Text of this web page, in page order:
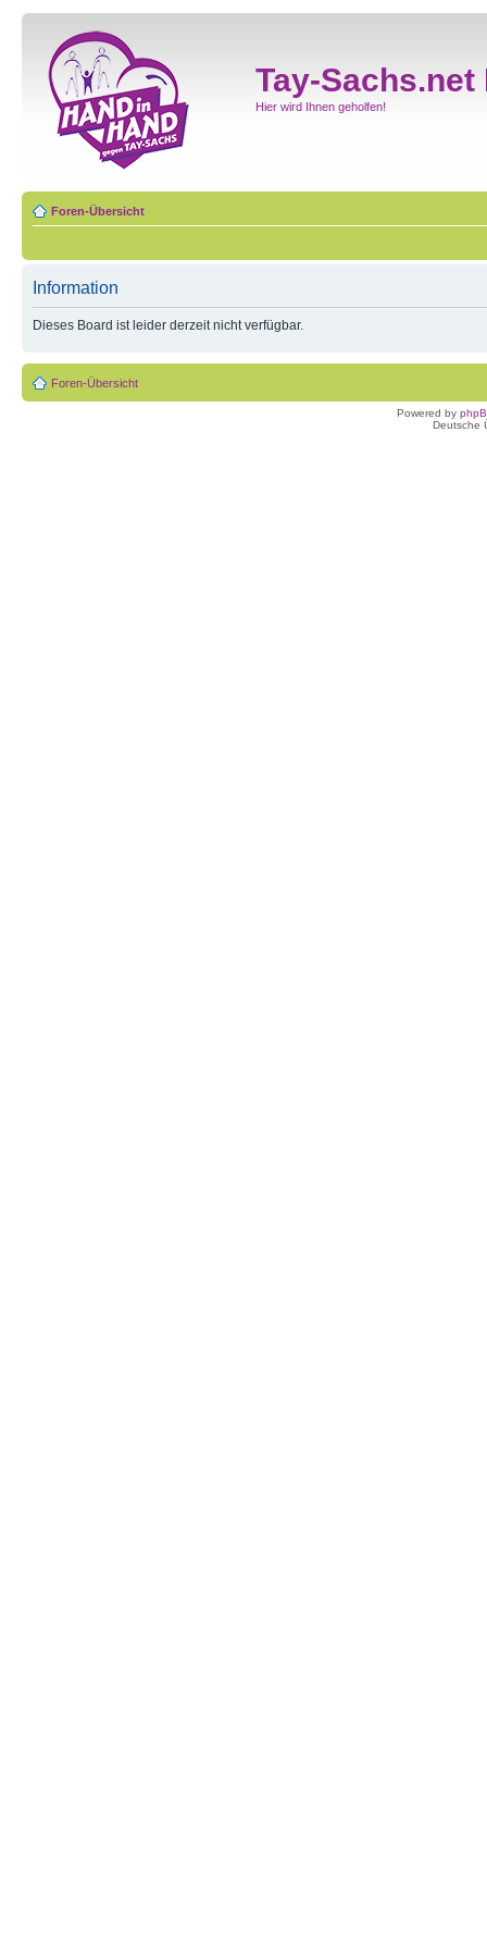
Tay-Sachs.net
Hier wird Ihnen geholfen!
Foren-Übersicht
Information
Dieses Board ist leider derzeit nicht verfügbar.
Foren-Übersicht
Powered by
Deutsche